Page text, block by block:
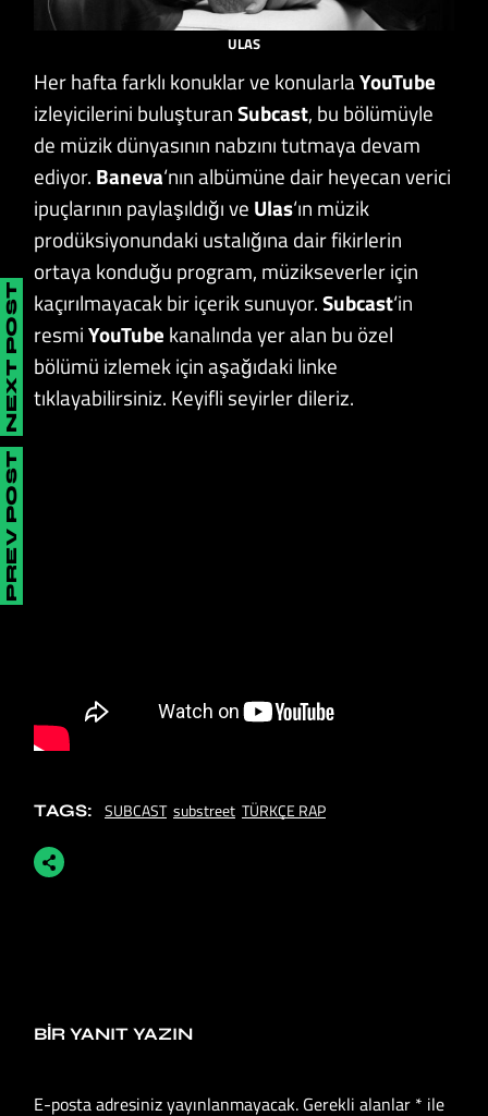
ULAS
Her hafta farklı konuklar ve konularlaYouTube
izleyicilerini buluşturanSubcast, bu bölümüyle
de müzik dünyasının nabzını tutmaya devam
ediyor. Baneva‘nın albümüne dair heyecan verici
ipuçlarının paylaşıldığı ve Ulas‘ın müzik
prodüksiyonundaki ustalığına dair fikirlerin
ortaya konduğu program, müzikseverler için
kaçırılmayacak bir içerik sunuyor.Subcast‘in
resmiYouTube kanalında yer alan bu özel
bölümü izlemek için aşağıdaki linke
tıklayabilirsiniz. Keyifli seyirler dileriz.
TAGS: SUBCAST substreet TÜRKÇE RAP
PREV POST
NEXT POST
BIR YANIT YAZIN
E-posta adresiniz yayınlanmayacak. Gerekli alanlar * ile